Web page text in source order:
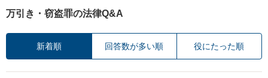
万引き・窃盗罪の法律Q&A
新着順 回答数が多い順 役にたった順